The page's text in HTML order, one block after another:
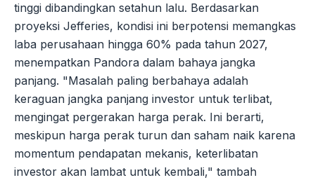
tinggi dibandingkan setahun lalu. Berdasarkan
proyeksi Jefferies, kondisi ini berpotensi memangkas
laba perusahaan hingga 60% pada tahun 2027,
menempatkan Pandora dalam bahaya jangka
panjang. "Masalah paling berbahaya adalah
keraguan jangka panjang investor untuk terlibat,
mengingat pergerakan harga perak. Ini berarti,
meskipun harga perak turun dan saham naik karena
momentum pendapatan mekanis, keterlibatan
investor akan lambat untuk kembali," tambah